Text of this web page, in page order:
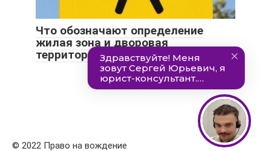
Что обозначают определение
жилая зона и дворовая
территория
© 2022 Право на вождение